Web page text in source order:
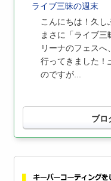
ライブ三昧の週末
こんにちは！久し
まさに「ライブ
リーナのフェスへ
行ってきました！
のですが...
ブロ